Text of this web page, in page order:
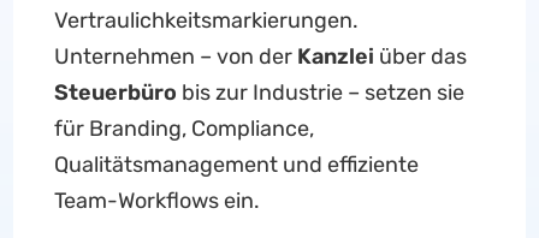
Vertraulichkeitsmarkierungen.
Unternehmen – von der Kanzlei über das
Steuerbüro bis zur Industrie – setzen sie
für Branding, Compliance,
Qualitätsmanagement und effiziente
Team-Workflows ein.